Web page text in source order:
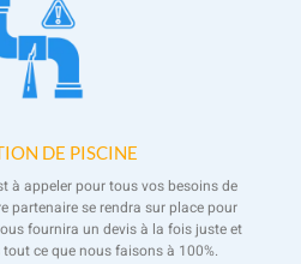
DE PISCINE
à appeler pour tous vos besoins de
partenaire se rendra sur place pour
fournira un devis à la fois juste et
ce que nous faisons à 100%.